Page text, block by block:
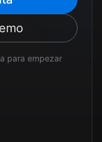
para empezar